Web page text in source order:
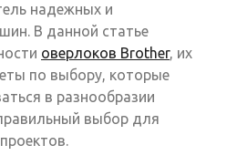
надежных и
В данной статье
оверлоков Brother, их
по выбору, которые
в разнообразии
выбор для